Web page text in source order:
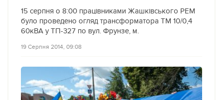
15 серпня о 8:00 працівниками Жашківського РЕМ
було проведено огляд трансформатора ТМ 10/0,4
60кВА у ТП-327 по вул. Фрунзе, м.
19 Серпня 2014, 09:08